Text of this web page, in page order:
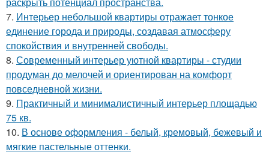
7. Интерьер небольшой квартиры отражает тонкое
единение города и природы, создавая атмосферу
спокойствия и внутренней свободы.
8. Современный интерьер уютной квартиры - студии
продуман до мелочей и ориентирован на комфорт
повседневной жизни.
9. Практичный и минималистичный интерьер площадью
75 кв.
10. В основе оформления - белый, кремовый, бежевый и
мягкие пастельные оттенки.